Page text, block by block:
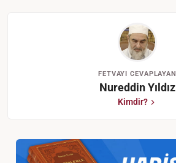
FETVAYI CEVAPLAYAN
Nureddin Yıldız
Kimdir?